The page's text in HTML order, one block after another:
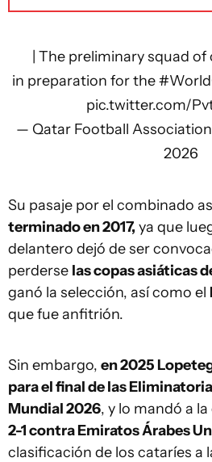
| The preliminary squad
in preparation for the
pic.twitter.com/
— Qatar Football Association
2026
Su pasaje por el combinado
terminado en 2017, ya que
delantero dejó de ser
perderse las copas asiáticas
ganó la selección, así como el
que fue anfitrión.
Sin embargo, en 2025
para el final de las
Mundial 2026, y lo mandó a
2-1 contra Emiratos Árabes
clasificación de los cataríes a